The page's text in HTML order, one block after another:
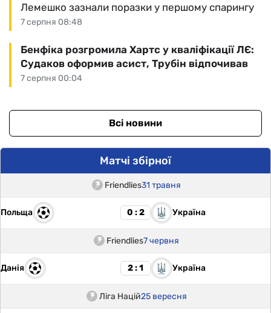
7 серпня 08:48
Лемешко зазнали поразки у першому спарингу
7 серпня 00:04
Бенфіка розгромила Хартс у кваліфікації ЛЄ:
Судаков оформив асист, Трубін відпочивав
Всі новини
Матчі збірної
Friendlies31 травня
Польща 0 : 2 Україна
Friendlies7 червня
Данія 2 : 1 Україна
Ліга Націй25 вересня